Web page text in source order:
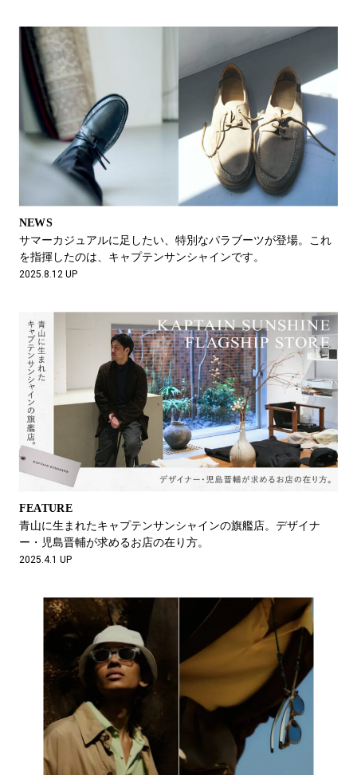
NEWS
サマーカジュアルに足したい、特別なパラブーツが登場。これ
を指揮したのは、キャプテンサンシャインです。
2025.8.12 UP
FEATURE
青山に生まれたキャプテンサンシャインの旗艦店。デザイナ
ー・児島晋輔が求めるお店の在り方。
2025.4.1 UP